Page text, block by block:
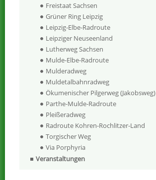
Freistaat Sachsen
Grüner Ring Leipzig
Leipzig-Elbe-Radroute
Leipziger Neuseenland
Lutherweg Sachsen
Mulde-Elbe-Radroute
Mulderadweg
Muldetalbahnradweg
Ökumenischer Pilgerweg (Jakobsweg)
Parthe-Mulde-Radroute
Pleißeradweg
Radroute Kohren-Rochlitzer-Land
Torgischer Weg
Via Porphyria
Veranstaltungen